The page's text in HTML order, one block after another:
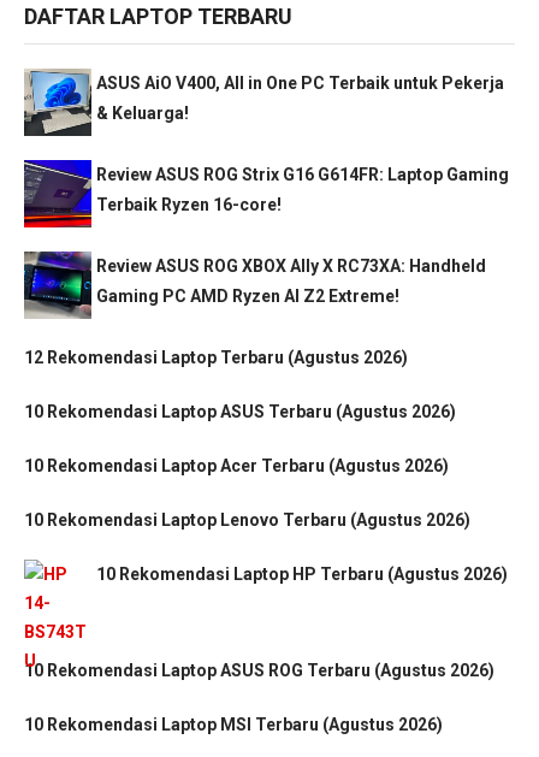
DAFTAR LAPTOP TERBARU
ASUS AiO V400, All in One PC Terbaik untuk Pekerja
& Keluarga!
Review ASUS ROG Strix G16 G614FR: Laptop Gaming
Terbaik Ryzen 16-core!
Review ASUS ROG XBOX Ally X RC73XA: Handheld
Gaming PC AMD Ryzen AI Z2 Extreme!
12 Rekomendasi Laptop Terbaru (Agustus 2026)
10 Rekomendasi Laptop ASUS Terbaru (Agustus 2026)
10 Rekomendasi Laptop Acer Terbaru (Agustus 2026)
10 Rekomendasi Laptop Lenovo Terbaru (Agustus 2026)
10 Rekomendasi Laptop HP Terbaru (Agustus 2026)
10 Rekomendasi Laptop ASUS ROG Terbaru (Agustus 2026)
10 Rekomendasi Laptop MSI Terbaru (Agustus 2026)